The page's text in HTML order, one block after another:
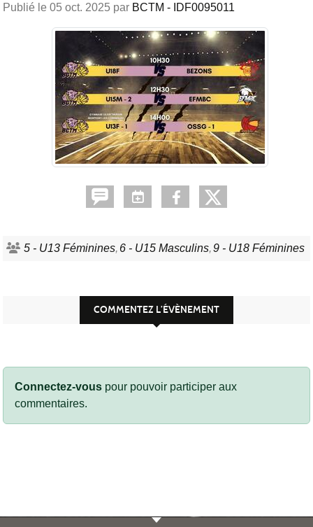
Publié le 05 oct. 2025 par BCTM - IDF0095011
5 - U13 Féminines 6 - U15 Masculins 9 - U18 Féminines
COMMENTEZ L’ÉVÈNEMENT
Connectez-vous pour pouvoir participer aux
commentaires.